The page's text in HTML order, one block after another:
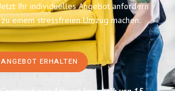
Ihr individuelles Angebot anfordern
einem stressfreien Umzug machen:
ERHALTEN